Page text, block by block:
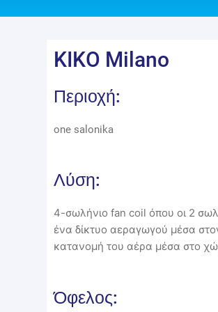
KIKO Milano
Περιοχή:
one salonika
Λύση:
4-σωλήνιο fan coil όπου οι 2
ένα δίκτυο αεραγωγού μέσα
κατανομή του αέρα μέσα στο
Όφελος: